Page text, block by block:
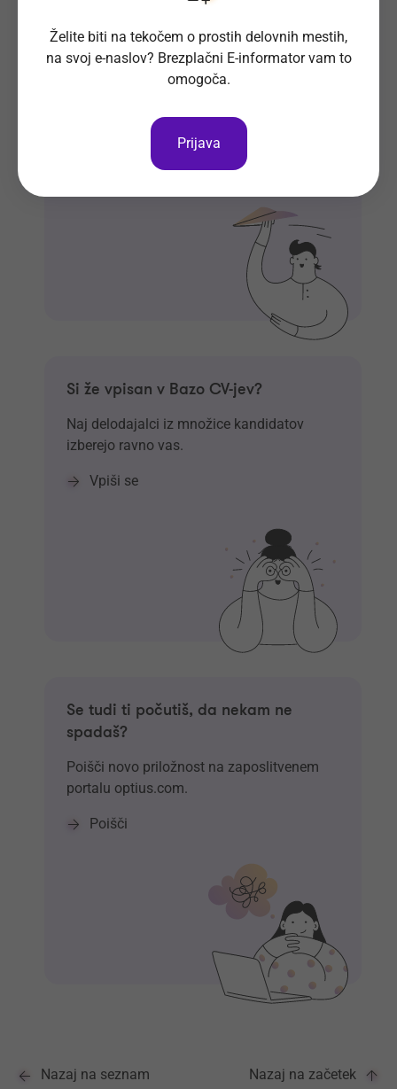
Prosta delovna mesta direktno na
Prijavi se na E-informator.
Si že vpisan v Bazo CV-jev?
Naj delodajalci iz množice kandidatov
izberejo ravno vas.
Vpiši se
Se tudi ti počutiš, da nekam ne
spadaš?
Poišči novo priložnost na zaposlitvenem
portalu optius.com.
Poišči
Nazaj na seznam Nazaj na začetek
Želite biti na tekočem o prostih delovnih mestih,
na svoj e-naslov? Brezplačni E-informator vam to
omogoča.
Prijava